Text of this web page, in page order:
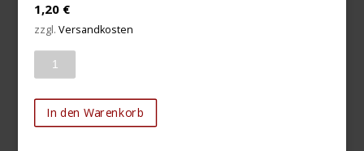
1,20 €
zzgl.Versandkosten
In den Warenkorb